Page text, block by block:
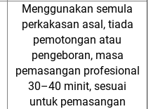
Menggunakan semula
perkakasan asal, tiada
pemotongan atau
pengeboran, masa
pemasangan profesional
30–40 minit, sesuai
untuk pemasangan